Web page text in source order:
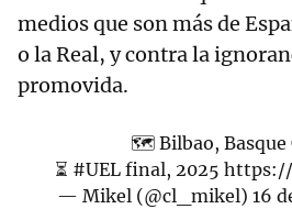
medios que son más de
o la Real, y contra la
promovida.
🗺️ Bilbao, Basque
⏳ #UEL final, 2025 https://
— Mikel (@cl_mikel) 16